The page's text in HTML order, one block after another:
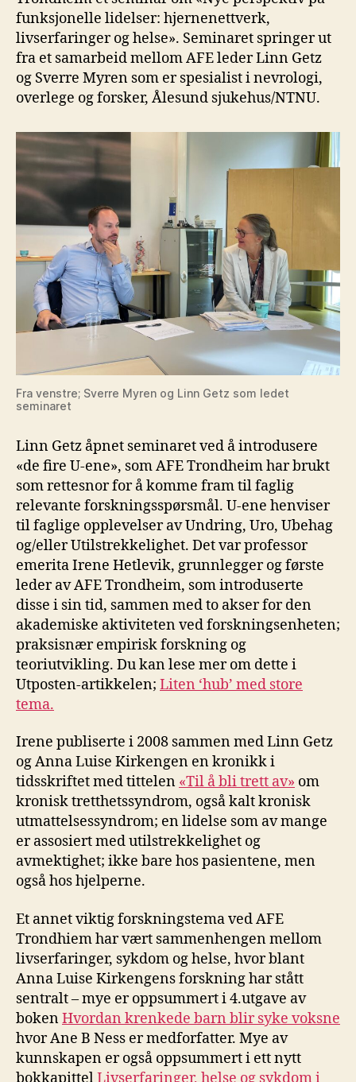
funksjonelle lidelser: hjernenettverk,
livserfaringer og helse». Seminaret springer ut
fra et samarbeid mellom AFE leder Linn Getz
og Sverre Myren som er spesialist i nevrologi,
overlege og forsker, Ålesund sjukehus/NTNU.
Fra venstre; Sverre Myren og Linn Getz som ledet
seminaret
Linn Getz åpnet seminaret ved å introdusere
«de fire U-ene», som AFE Trondheim har brukt
som rettesnor for å komme fram til faglig
relevante forskningsspørsmål. U-ene henviser
til faglige opplevelser av Undring, Uro, Ubehag
og/eller Utilstrekkelighet. Det var professor
emerita Irene Hetlevik, grunnlegger og første
leder av AFE Trondheim, som introduserte
disse i sin tid, sammen med to akser for den
akademiske aktiviteten ved forskningsenheten;
praksisnær empirisk forskning og
teoriutvikling. Du kan lese mer om dette i
Utposten-artikkelen; Liten ‘hub’ med store
tema.
Irene publiserte i 2008 sammen med Linn Getz
og Anna Luise Kirkengen en kronikk i
tidsskriftet med tittelen «Til å bli trett av» om
kronisk tretthetssyndrom, også kalt kronisk
utmattelsessyndrom; en lidelse som av mange
er assosiert med utilstrekkelighet og
avmektighet; ikke bare hos pasientene, men
også hos hjelperne.
Et annet viktig forskningstema ved AFE
Trondhiem har vært sammenhengen mellom
livserfaringer, sykdom og helse, hvor blant
Anna Luise Kirkengens forskning har stått
sentralt – mye er oppsummert i 4.utgave av
bokenHvordan krenkede barn blir syke voksne
hvor Ane B Ness er medforfatter. Mye av
kunnskapen er også oppsummert i ett nytt
bokkapittel Livserfaringer, helse og sykdom i